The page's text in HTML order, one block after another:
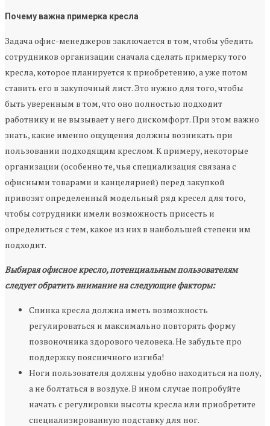
Почему важна примерка кресла
Задача офис-менеджеров заключается в том, чтобы убедить
сотрудников организации сначала сделать примерку того
кресла, которое планируется к приобретению, а уже потом
ставить его в закупочный лист. Это нужно для того, чтобы
быть уверенным в том, что оно полностью подходит
работнику и не вызывает у него дискомфорт. При этом важно
знать, какие именно ощущения должны возникать при
пользовании подходящим креслом. К примеру, некоторые
организации (особенно те, чья специализация связана с
офисными товарами и канцелярией) перед закупкой
привозят определенный модельный ряд кресел для того,
чтобы сотрудники имели возможность присесть и
определиться с тем, какое из них в наибольшей степени им
подходит.
Выбирая офисное кресло, потенциальным пользователям
следует обратить внимание на следующие факторы:
Спинка кресла должна иметь возможность
регулироваться и максимально повторять форму
позвоночника здорового человека. Не забудьте про
поддержку поясничного изгиба!
Ноги пользователя должны удобно находиться на полу,
а не болтаться в воздухе. В ином случае попробуйте
начать с регулировки высоты кресла или приобретите
специализированную подставку для ног.